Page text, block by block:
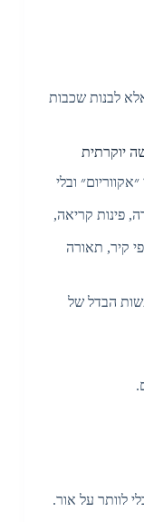
לבנות שכבות
ובלי
פינות קריאה,
קיר, תאורה
הבדל של
לוותר על אור.